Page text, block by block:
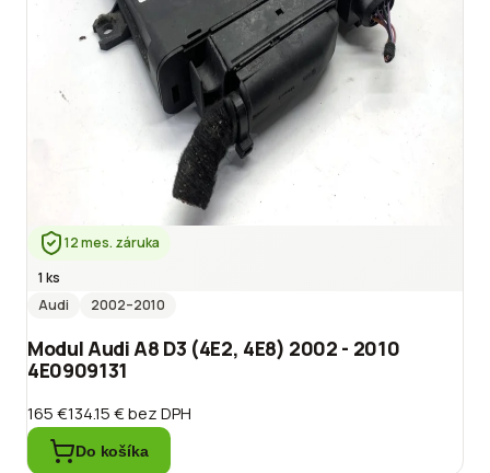
12 mes. záruka
1 ks
Audi
2002–2010
Modul Audi A8 D3 (4E2, 4E8) 2002 - 2010
4E0909131
165 €134.15 €bez DPH
Do košíka